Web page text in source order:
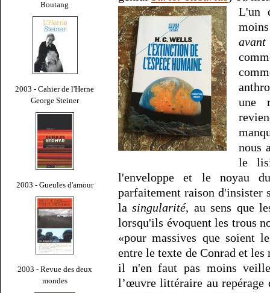
Boutang
2003 - Cahier de l'Herne
George Steiner
2003 - Gueules d'amour
2003 - Revue des deux
mondes
L'un
une
nous
le
l'enveloppe et le noyau
parfaitement raison d'insister
lasingularité, au sens que
lorsqu'ils évoquent les trous
«pour massives que soient
entre le texte de Conrad et
il n'en faut pas moins
l’œuvre littéraire au repérage